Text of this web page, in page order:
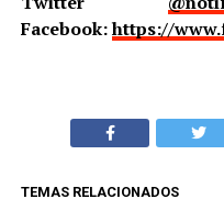
Facebook:https://
TEMAS RELACIONADOS